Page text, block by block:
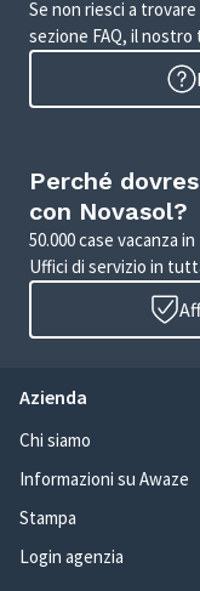
Se non riesci a
sezione FAQ, il
Perché
con Novasol?
50.000 case vacanza
Uffici di servizio in
Azienda
Chi siamo
Informazioni su Awaze
Stampa
Login agenzia